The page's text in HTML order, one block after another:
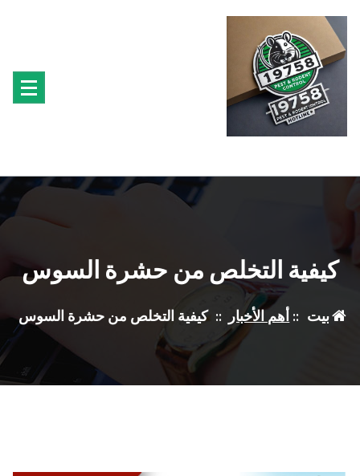
المحتوى
كيفية التخلص من حشرة السوس
بيت :: أهم الأخبار :: كيفية التخلص من حشرة السوس